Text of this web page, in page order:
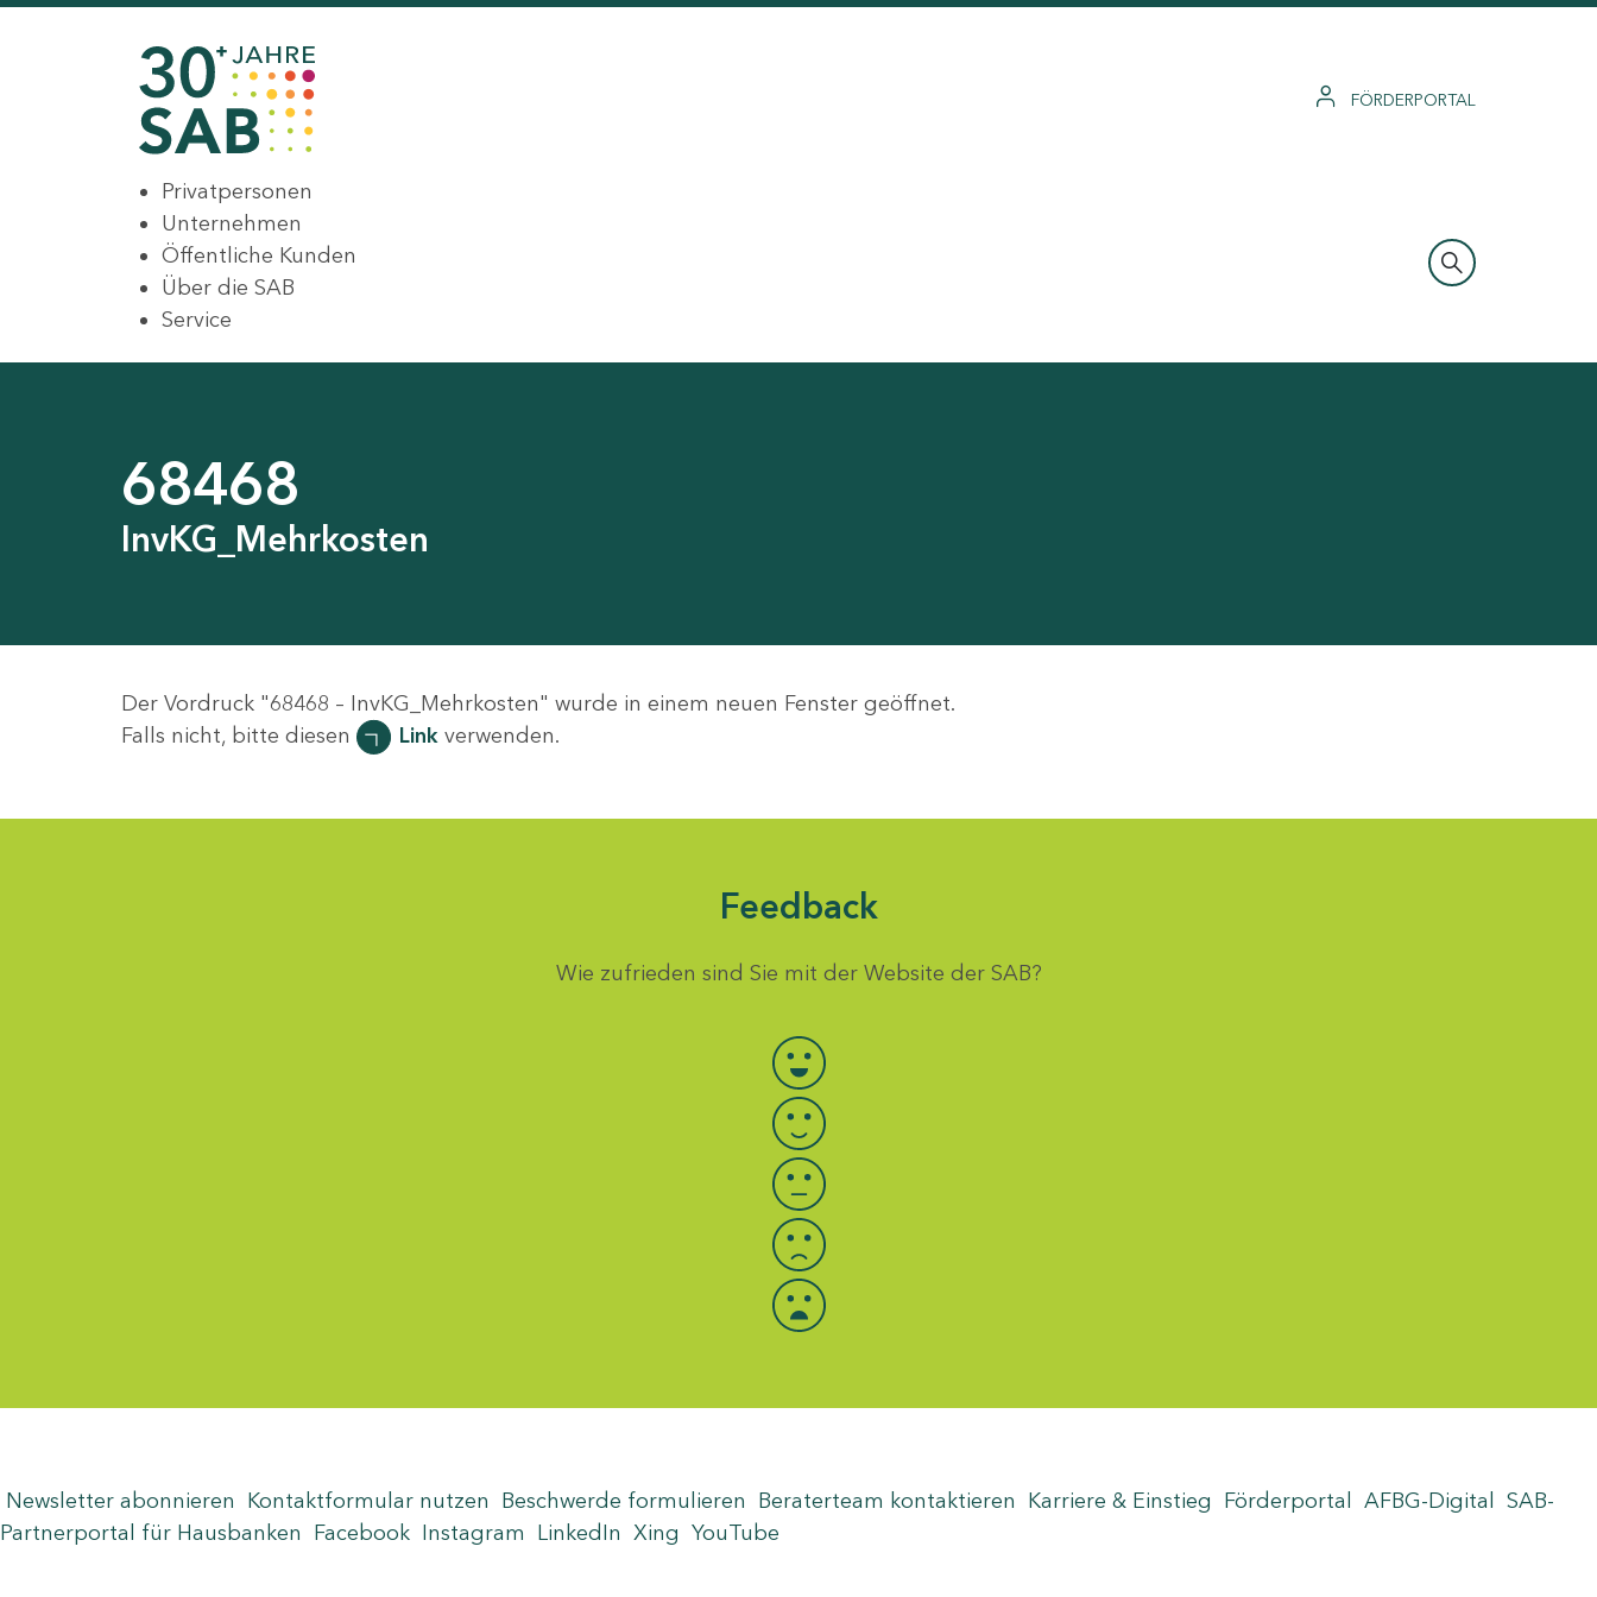
FÖRDERPORTAL
Privatpersonen
Unternehmen
Öffentliche Kunden
Über die SAB
Service
68468
InvKG_Mehrkosten
Der Vordruck "68468 – InvKG_Mehrkosten" wurde in einem neuen Fenster geöffnet.
Falls nicht, bitte diesen
Linkverwenden.
Feedback
Wie zufrieden sind Sie mit der Website der SAB?
Bewertung auswählen
Newsletter abonnieren Kontaktformular nutzen Beschwerde formulieren Beraterteam kontaktieren Karriere & Einstieg Förderportal AFBG-Digital
SAB-
Partnerportal für Hausbanken Facebook Instagram LinkedIn Xing YouTube